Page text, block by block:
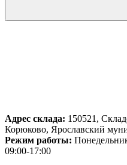
Адрес склада: 150521,
Корюково, Ярославский
Режим работы:
09:00-17:00